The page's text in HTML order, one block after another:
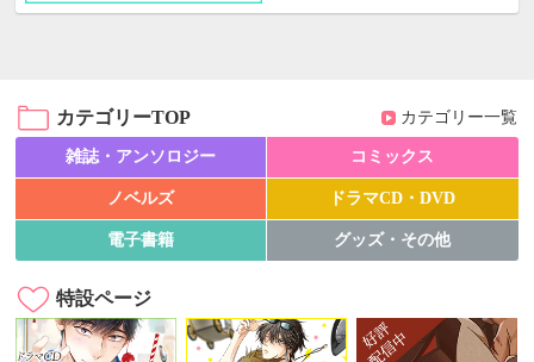
カテゴリーTOP カテゴリー一覧
雑誌・アンソロジー コミックス
ノベルズ ドラマCD・DVD
電子書籍 グッズ・その他
特設ページ